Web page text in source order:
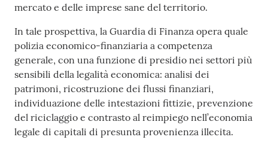
mercato e delle imprese sane del territorio.
In tale prospettiva, la Guardia di Finanza opera quale
polizia economico-finanziaria a competenza
generale, con una funzione di presidio nei settori più
sensibili della legalità economica: analisi dei
patrimoni, ricostruzione dei flussi finanziari,
individuazione delle intestazioni fittizie, prevenzione
del riciclaggio e contrasto al reimpiego nell’economia
legale di capitali di presunta provenienza illecita.